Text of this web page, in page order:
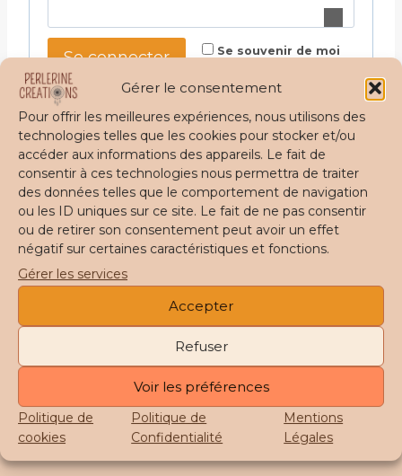
Gérer le consentement
Pour offrir les meilleures expériences, nous utilisons des
technologies telles que les cookies pour stocker et/ou
accéder aux informations des appareils. Le fait de
consentir à ces technologies nous permettra de traiter
des données telles que le comportement de navigation
ou les ID uniques sur ce site. Le fait de ne pas consentir
ou de retirer son consentement peut avoir un effet
négatif sur certaines caractéristiques et fonctions.
Gérer les services
Accepter
Refuser
Voir les préférences
Politique de
cookies
Politique de
Confidentialité
Mentions
Légales
a
t
o
i
r
l
i
t
o
i
r
Se souvenir de moi
Se connecter
Mot de passe perdu ?
A propos
Perlerine Créations est une marque de bijoux
tissés en perles Miyuki et de rocailles.
Fait Main dans mon atelier à Tourcoing (59)
La créatrice derrière les pépites
FAQ